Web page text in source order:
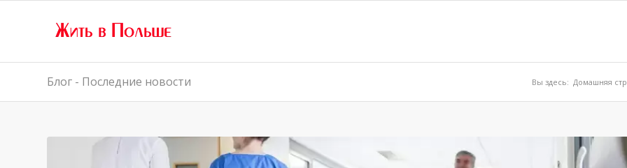
Блог - Последние новости Вы здесь: Домашняя